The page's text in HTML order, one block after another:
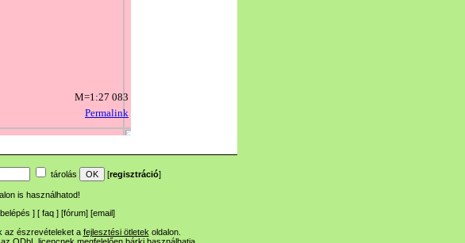
tárolás [regisztráció]
is használhatod!
belépés ] [ faq ] [fórum] [email]
az észrevételeket a fejlesztési ötletek oldalon.